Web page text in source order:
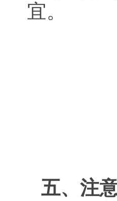
宜。
五、注